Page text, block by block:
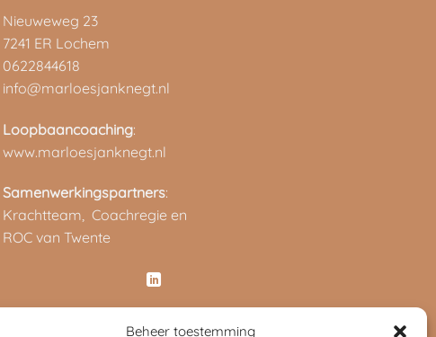
Beheer toestemming
Nieuweweg 23
7241 ER Lochem
0622844618
info@marloesjanknegt.nl
Loopbaancoaching:
www.marloesjanknegt.nl
Samenwerkingspartners:
Krachtteam, Coachregie en
ROC van Twente